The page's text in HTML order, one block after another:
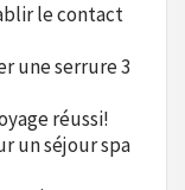
le contact
une serrure 3
réussi!
un séjour spa